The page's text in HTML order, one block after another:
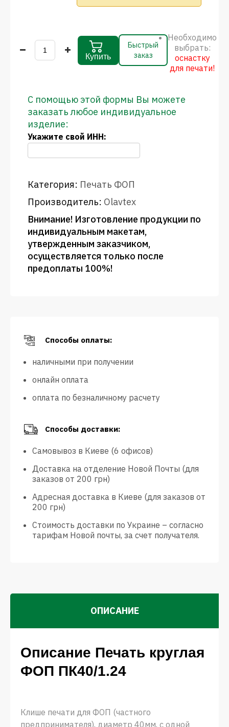
Купить
Быстрый
заказ
Необходимо
выбрать:
оснастку
для печати!
С помощью этой формы Вы можете
заказать любое индивидуальное
изделие:
Укажите свой ИНН:
Категория: Печать ФОП
Производитель: Olavtex
Внимание! Изготовление продукции по
индивидуальным макетам,
утвержденным заказчиком,
осуществляется только после
предоплаты 100%!
Способы оплаты:
наличными при получении
онлайн оплата
оплата по безналичному расчету
Способы доставки:
Самовывоз в Киеве (6 офисов)
Доставка на отделение Новой Почты (для
заказов от 200 грн)
Адресная доставка в Киеве (для заказов от
200 грн)
Стоимость доставки по Украине – согласно
тарифам Новой почты, за счет получателя.
ОПИСАНИЕ
Описание Печать круглая
ФОП ПК40/1.24
Клише печати для ФОП (частного
предпринимателя), диаметр 40мм, с одной